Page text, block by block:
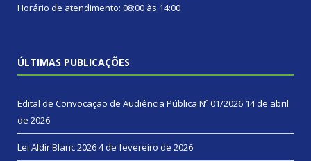
Horário de atendimento: 08:00 às 14:00
ÚLTIMAS PUBLICAÇÕES
Edital de Convocação de Audiência Pública Nº 01/2026 14 de abril
de 2026
Lei Aldir Blanc 20264 de fevereiro de 2026